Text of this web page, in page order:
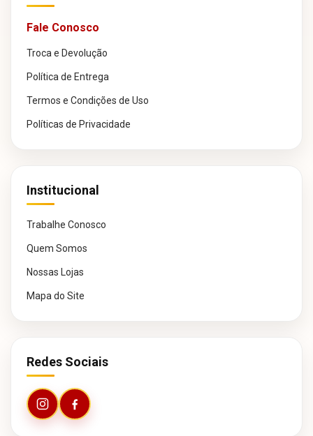
Fale Conosco
Troca e Devolução
Política de Entrega
Termos e Condições de Uso
Políticas de Privacidade
Institucional
Trabalhe Conosco
Quem Somos
Nossas Lojas
Mapa do Site
Redes Sociais